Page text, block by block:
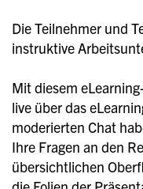
Die Teilnehmer und
instruktive
Mit diesem
live über das
moderierten Chat
Ihre Fragen an den
übersichtlichen